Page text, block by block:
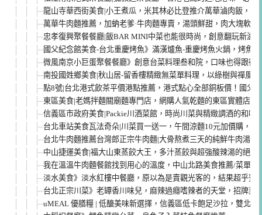
龍山寺華西街美食|小王煮瓜，米其林必比登推介萬華滷肉飯，黑
萬華牛肉麵推薦，加蚋老爹·牛肉麵專賣，湯頭鮮甜，肉大塊軟嫩
忠孝復興聚餐餐廳|飯BAR MINI中菜也能很時尚，創意翻玩新滋
國父紀念館美食-台北重慶烤魚》滿漢爐魚-重慶烤魚火鍋，烤魚
微風南京小巨蛋聚餐餐廳》創意台菜料理叁和院，口味也得跟得
南投國姓鄉美食|秋山居-留香樓精緻無菜單料理，以綠樹與禪風
點8號|台北港式飲茶平價港點推薦，港式點心全部銅板價！國父
東區美食|老媽拌麵關廟麵專門店，網購人氣乾麵的東區實體店面
信義區市政府美食|Packie川酒菜館，時尚川菜與精緻調酒的和鳴
台北車站美食瓦法奇朵|川菜買一送一，午間涼麵10元加價購，下
台北牛肉麵推薦台灣郎正宗牛肉麵|大骨熬煮三天的純鮮牛肉湯
中山捷運美食|福大山東蒸餃大王，多汁蒸餃與超強酸辣湯的絕配
我在溫溫牛肉麵餐館找到用心的溫度，中山北路美食推薦/菜單
淡水美食》淡水紅樓中餐廳，原以為是賣觀光客的，結果超乎預
台北正宗川菜》老罈香川味兒，麻辣過癮嗜辣者的天堂，招牌菜
uMEAL 優膳糧 | 低醣美味新選擇，信義區低卡飽足沙拉，雙北